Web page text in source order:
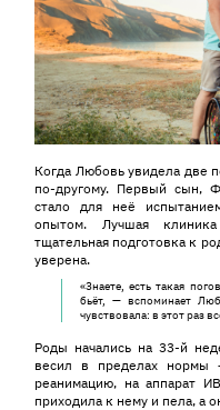
Когда Любовь увидела две
по-другому. Первый сын,
стало для неё
опытом. Лучшая
тщательная подготовка к
уверена.
«Знаете, есть такая
бьёт, — вспоминает
чувствовала: в этот раз
Роды начались на 33-й
весил в пределах нормы
реанимацию, на аппарат
приходила к нему и пела, а